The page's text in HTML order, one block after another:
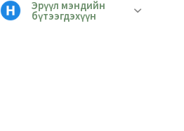
Эрүүл мэндийн
бүтээгдэхүүн